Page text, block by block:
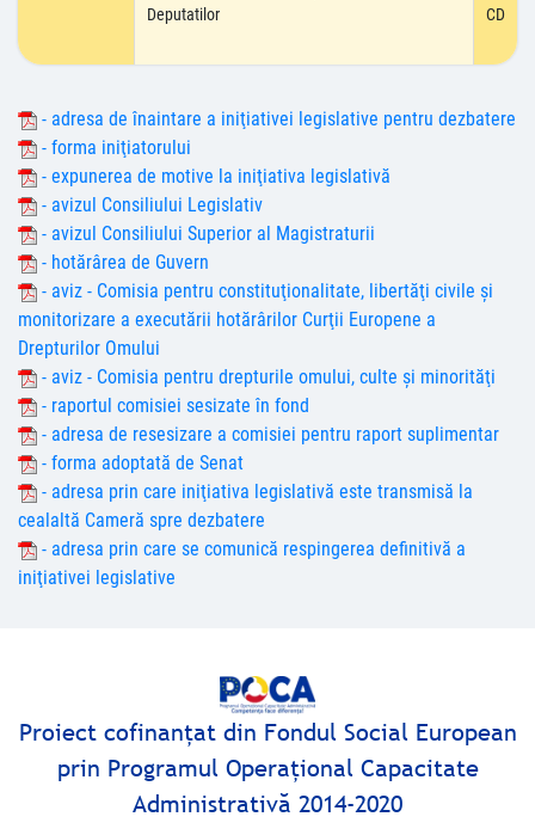
Deputatilor
CD
- adresa de înaintare a iniţiativei legislative pentru dezbatere
- forma iniţiatorului
- expunerea de motive la iniţiativa legislativă
- avizul Consiliului Legislativ
- avizul Consiliului Superior al Magistraturii
- hotărârea de Guvern
- aviz - Comisia pentru constituţionalitate, libertăţi civile şi
monitorizare a executării hotărârilor Curţii Europene a
Drepturilor Omului
- aviz - Comisia pentru drepturile omului, culte şi minorităţi
- raportul comisiei sesizate în fond
- adresa de resesizare a comisiei pentru raport suplimentar
- forma adoptată de Senat
- adresa prin care iniţiativa legislativă este transmisă la
cealaltă Cameră spre dezbatere
- adresa prin care se comunică respingerea definitivă a
iniţiativei legislative
Proiect cofinanţat din Fondul Social European
prin Programul Operaţional Capacitate
Administrativă 2014-2020